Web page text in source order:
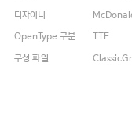
디자이너
OpenType 구분
TTF
구성 파일